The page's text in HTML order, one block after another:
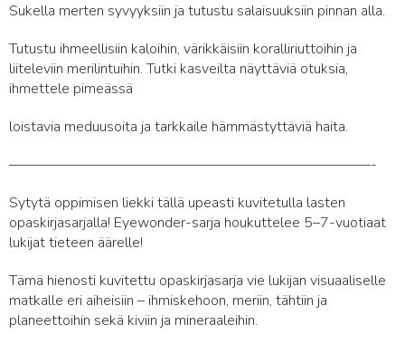
Sukella merten syvyyksiin ja tutustu salaisuuksiin pinnan alla.
Tutustu ihmeellisiin kaloihin, värikkäisiin koralliriuttoihin ja
liiteleviin merilintuihin. Tutki kasveilta näyttäviä otuksia,
ihmettele pimeässä
loistavia meduusoita ja tarkkaile hämmästyttäviä haita.
—————————————————————————-
Sytytä oppimisen liekki tällä upeasti kuvitetulla lasten
opaskirjasarjalla! Eyewonder-sarja houkuttelee 5–7-vuotiaat
lukijat tieteen äärelle!
Tämä hienosti kuvitettu opaskirjasarja vie lukijan visuaaliselle
matkalle eri aiheisiin – ihmiskehoon, meriin, tähtiin ja
planeettoihin sekä kiviin ja mineraaleihin.